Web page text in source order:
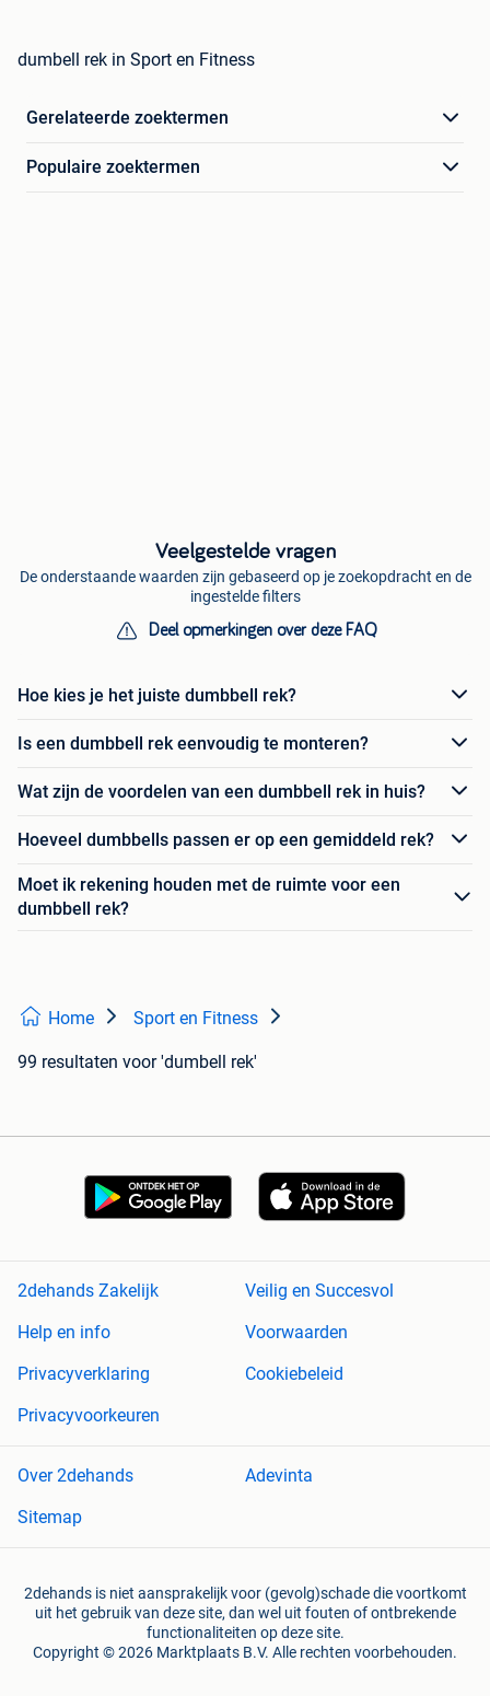
dumbell rek in Sport en Fitness
Gerelateerde zoektermen
Populaire zoektermen
Veelgestelde vragen
De onderstaande waarden zijn gebaseerd op je zoekopdracht en de
ingestelde filters
Deel opmerkingen over deze FAQ
Hoe kies je het juiste dumbbell rek?
Is een dumbbell rek eenvoudig te monteren?
Wat zijn de voordelen van een dumbbell rek in huis?
Hoeveel dumbbells passen er op een gemiddeld rek?
Moet ik rekening houden met de ruimte voor een
dumbbell rek?
Home Sport en Fitness
99 resultaten voor 'dumbell rek'
2dehands Zakelijk
Veilig en Succesvol
Help en info
Voorwaarden
Privacyverklaring
Cookiebeleid
Privacyvoorkeuren
Over 2dehands
Adevinta
Sitemap
2dehands is niet aansprakelijk voor (gevolg)schade die voortkomt
uit het gebruik van deze site, dan wel uit fouten of ontbrekende
functionaliteiten op deze site.
Copyright © 2026 Marktplaats B.V. Alle rechten voorbehouden.